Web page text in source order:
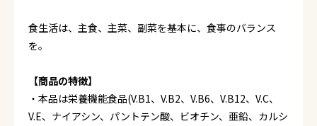
食生活は、主食、主菜、副菜を基本に、食事のバランス
を。
【商品の特徴】
・本品は栄養機能食品(V.B1、V.B2、V.B6、V.B12、V.C、
V.E、ナイアシン、パントテン酸、ビオチン、亜鉛、カルシ